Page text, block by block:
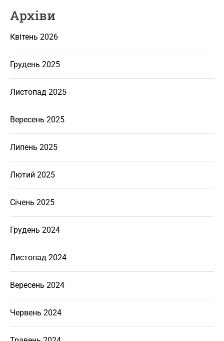
Архіви
Квітень 2026
Грудень 2025
Листопад 2025
Вересень 2025
Липень 2025
Лютий 2025
Січень 2025
Грудень 2024
Листопад 2024
Вересень 2024
Червень 2024